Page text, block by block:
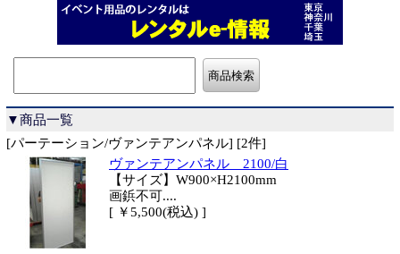
▼商品一覧
[パーテーション/ヴァンテアンパネル] [2件]
ヴァンテアンパネル 2100/白
【サイズ】W900×H2100mm
画鋲不可....
[ ￥5,500(税込) ]